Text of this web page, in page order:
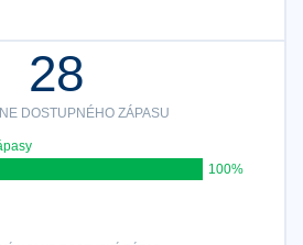
28
DOSTUPNÉHO ZÁPASU
100%